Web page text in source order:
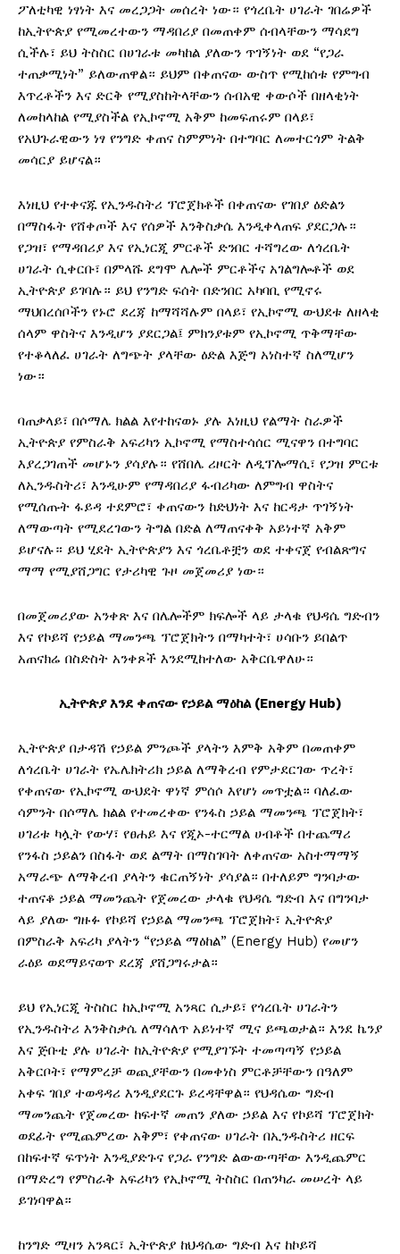
ፖለቲካዊ ነፃነት እና መረጋጋት መሰረት ነው። የጎረቤት ሀገራት ገበሬዎች
ከኢትዮጵያ የሚመረተውን ማዳበሪያ በመጠቀም ሰብላቸውን ማሳደግ
ሲችሉ፣ ይህ ትስስር በሀገራቱ መካከል ያለውን ጥገኝነት ወደ “የጋራ
ተጠቃሚነት” ይለውጠዋል። ይህም በቀጠናው ውስጥ የሚከሰቱ የምግብ
እጥረቶችን እና ድርቅ የሚያስከትላቸውን ሰብአዊ ቀውሶች በዘላቂነት
ለመከላከል የሚያስችል የኢኮኖሚ አቅም ከመፍጠሩም በላይ፣
የአህጉራዊውን ነፃ የንግድ ቀጠና ስምምነት በተግባር ለመተርጎም ትልቅ
መሳርያ ይሆናል።
እነዚህ የተቀናጁ የኢንዱስትሪ ፕሮጀክቶች በቀጠናው የገበያ ዕድልን
በማስፋት የሸቀጦች እና የሰዎች እንቅስቃሴ እንዲቀላጠፍ ያደርጋሉ።
የጋዝ፣ የማዳበሪያ እና የኢነርጂ ምርቶች ድንበር ተሻግረው ለጎረቤት
ሀገራት ሲቀርቡ፣ በምላሹ ደግሞ ሌሎች ምርቶችና አገልግሎቶች ወደ
ኢትዮጵያ ይገባሉ። ይህ የንግድ ፍሰት በድንበር አካባቢ የሚኖሩ
ማህበረሰቦችን የኑሮ ደረጃ ከማሻሻሉም በላይ፣ የኢኮኖሚ ውህደቱ ለዘላቂ
ሰላም ዋስትና እንዲሆን ያደርጋል፤ ምክንያቱም የኢኮኖሚ ጥቅማቸው
የተቆላለፈ ሀገራት ለግጭት ያላቸው ዕድል እጅግ አነስተኛ ስለሚሆን
ነው።
ባጠቃላይ፣ በሶማሌ ክልል እየተከናወኑ ያሉ እነዚህ የልማት ስራዎች
ኢትዮጵያ የምስራቅ አፍሪካን ኢኮኖሚ የማስተሳሰር ሚናዋን በተግባር
እያረጋገጠች መሆኑን ያሳያሉ። የሸበሌ ሪዞርት ለዲፕሎማሲ፣ የጋዝ ምርቱ
ለኢንዱስትሪ፣ እንዲሁም የማዳበሪያ ፋብሪካው ለምግብ ዋስትና
የሚሰጡት ፋይዳ ተደምሮ፣ ቀጠናውን ከድህነት እና ከርዳታ ጥገኝነት
ለማውጣት የሚደረገውን ትግል በድል ለማጠናቀቅ አይነተኛ አቅም
ይሆናሉ። ይህ ሂደት ኢትዮጵያን እና ጎረቤቶቿን ወደ ተቀናጀ የብልጽግና
ማማ የሚያሸጋግር የታሪካዊ ጉዞ መጀመሪያ ነው።
በመጀመሪያው አንቀጽ እና በሌሎችም ክፍሎች ላይ ታላቁ የህዳሴ ግድብን
እና የኮይሻ የኃይል ማመንጫ ፕሮጀክትን በማካተት፣ ሀሳቡን ይበልጥ
አጠናክሬ በስድስት አንቀጾች እንደሚከተለው አቅርቤዋለሁ።
ኢትዮጵያእንደ ቀጠናውየኃይልማዕከል (Energy Hub)
ኢትዮጵያ በታዳሽ የኃይል ምንጮች ያላትን እምቅ አቅም በመጠቀም
ለጎረቤት ሀገራት የኤሌክትሪክ ኃይል ለማቅረብ የምታደርገው ጥረት፣
የቀጠናው የኢኮኖሚ ውህደት ዋነኛ ምሰሶ እየሆነ መጥቷል። ባለፈው
ሳምንት በሶማሌ ክልል የተመረቀው የንፋስ ኃይል ማመንጫ ፕሮጀክት፣
ሀገሪቱ ካሏት የውሃ፣ የፀሐይ እና የጂኦ-ተርማል ሀብቶች በተጨማሪ
የንፋስ ኃይልን በስፋት ወደ ልማት በማስገባት ለቀጠናው አስተማማኝ
አማራጭ ለማቅረብ ያላትን ቁርጠኝነት ያሳያል። በተለይም ግንባታው
ተጠናቆ ኃይል ማመንጨት የጀመረው ታላቁ የህዳሴ ግድብ እና በግንባታ
ላይ ያለው ግዙፉ የኮይሻ የኃይል ማመንጫ ፕሮጀክት፣ ኢትዮጵያ
በምስራቅ አፍሪካ ያላትን “የኃይል ማዕከል” (Energy Hub) የመሆን
ራዕይ ወደማይናወጥ ደረጃ ያሸጋግሩታል።
ይህ የኢነርጂ ትስስር ከኢኮኖሚ አንጻር ሲታይ፣ የጎረቤት ሀገራትን
የኢንዱስትሪ እንቅስቃሴ ለማሳለጥ አይነተኛ ሚና ይጫወታል። እንደ ኬንያ
እና ጅቡቲ ያሉ ሀገራት ከኢትዮጵያ የሚያገኙት ተመጣጣኝ የኃይል
አቅርቦት፣ የማምረቻ ወጪያቸውን በመቀነስ ምርቶቻቸውን በዓለም
አቀፍ ገበያ ተወዳዳሪ እንዲያደርጉ ይረዳቸዋል። የህዳሴው ግድብ
ማመንጨት የጀመረው ከፍተኛ መጠን ያለው ኃይል እና የኮይሻ ፕሮጀክት
ወደፊት የሚጨምረው አቅም፣ የቀጠናው ሀገራት በኢንዱስትሪ ዘርፍ
በከፍተኛ ፍጥነት እንዲያድጉና የጋራ የንግድ ልውውጣቸው እንዲጨምር
በማድረግ የምስራቅ አፍሪካን የኢኮኖሚ ትስስር በጠንካራ መሠረት ላይ
ይገነባዋል።
ከንግድ ሚዛን አንጻር፣ ኢትዮጵያ ከህዳሴው ግድብ እና ከኮይሻ